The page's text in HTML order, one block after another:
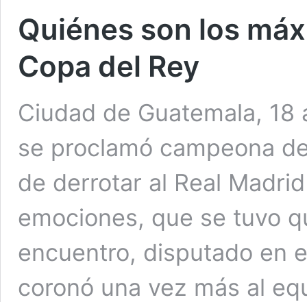
Quiénes son los
Copa del Rey
Ciudad de Guatemala,
se proclamó campeona
de derrotar al Real
emociones, que se tuvo
encuentro, disputado en
coronó una vez más al